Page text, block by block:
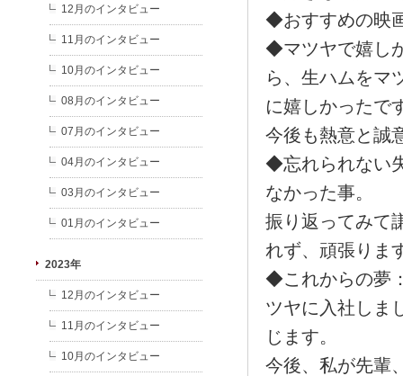
◆おすすめの映
◆マツヤで嬉し
ら、生ハムをマ
に嬉しかったで
今後も熱意と誠
◆忘れられない
なかった事。
振り返ってみて
れず、頑張りま
◆これからの夢
ツヤに入社しま
じます。
今後、私が先輩
12月のインタビュー
11月のインタビュー
10月のインタビュー
08月のインタビュー
07月のインタビュー
04月のインタビュー
03月のインタビュー
01月のインタビュー
2023年
12月のインタビュー
11月のインタビュー
10月のインタビュー